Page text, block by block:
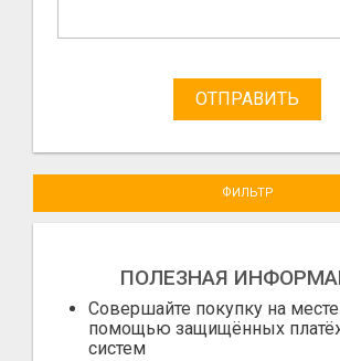
ОТПРАВИТЬ
ФИЛЬТР
ПОЛЕЗНАЯ
Совершайте покупку на
помощью защищённых
систем